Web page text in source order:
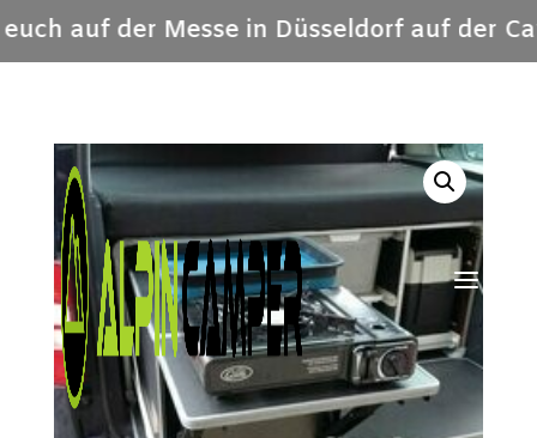
auf der Messe in Düsseldorf auf der
a